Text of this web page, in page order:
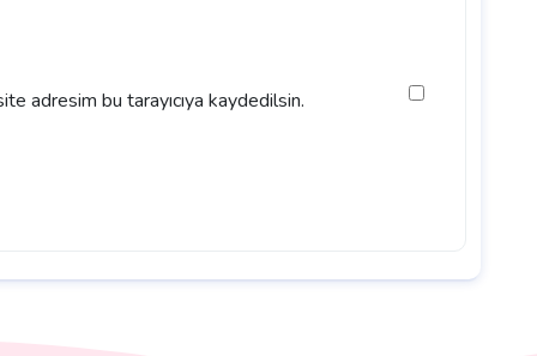
adresim bu tarayıcıya kaydedilsin.